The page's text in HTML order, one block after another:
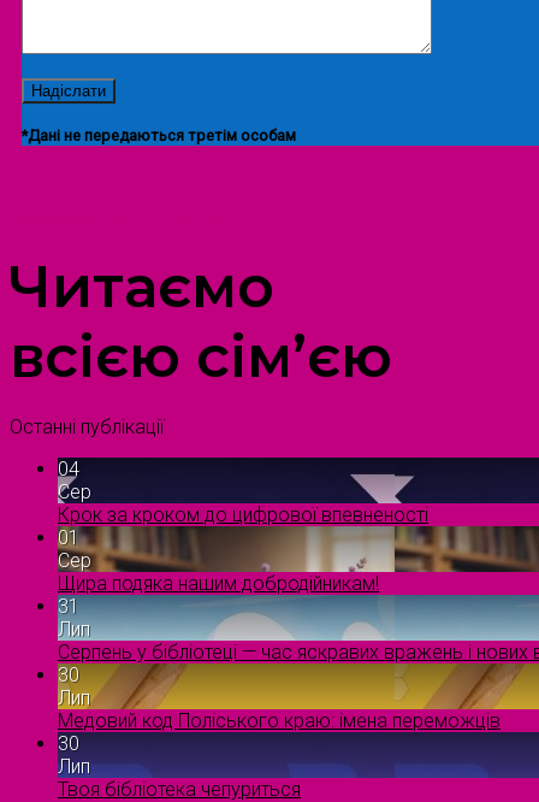
*Дані не передаються третім особам
Читаємо
всією сім’єю
Останні публікації
04
Сер
Крок за кроком до цифрової впевненості
01
Сер
Щира подяка нашим добродійникам!
31
Лип
Серпень у бібліотеці — час яскравих вражень і нових
30
Лип
Медовий код Поліського краю: імена переможців
30
Лип
Твоя бібліотека чепуриться